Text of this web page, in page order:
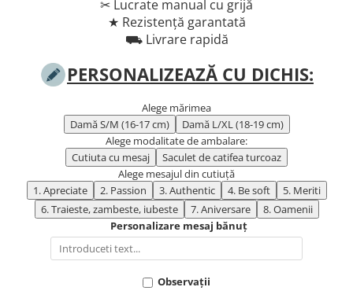
Bratari din Margele de Portelan
Bratari din Pietre Semipretioase
Bratari Zodii cu Dichis
Bratari pentru Aromaterapie
Bratari cu Perle Naturale
✂︎ Lucrate manual cu grijă
★ Rezistență garantată
⛟ Livrare rapidă
PERSONALIZEAZĂ CU DICHIS:
Alege mărimea
Damă S/M (16-17 cm)
Damă L/XL (18-19 cm)
Alege modalitate de ambalare:
Cutiuta cu mesaj
Saculet de catifea turcoaz
Alege mesajul din cutiuță
1. Apreciate
2. Passion 3. Authentic 4. Be soft
5. Meriti
6. Traieste, zambeste, iubeste
7. Aniversare
8. Oamenii
Personalizare mesaj bănuț
Observații